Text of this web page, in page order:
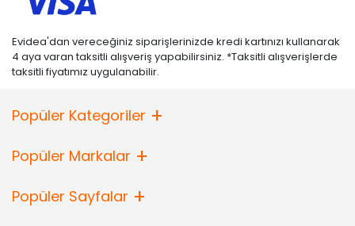
Evidea'dan vereceğiniz siparişlerinizde kredi kartınızı kullanarak
4 aya varan taksitli alışveriş yapabilirsiniz. *Taksitli alışverişlerde
taksitli fiyatımız uygulanabilir.
Popüler Kategoriler
Popüler Markalar
Popüler Sayfalar